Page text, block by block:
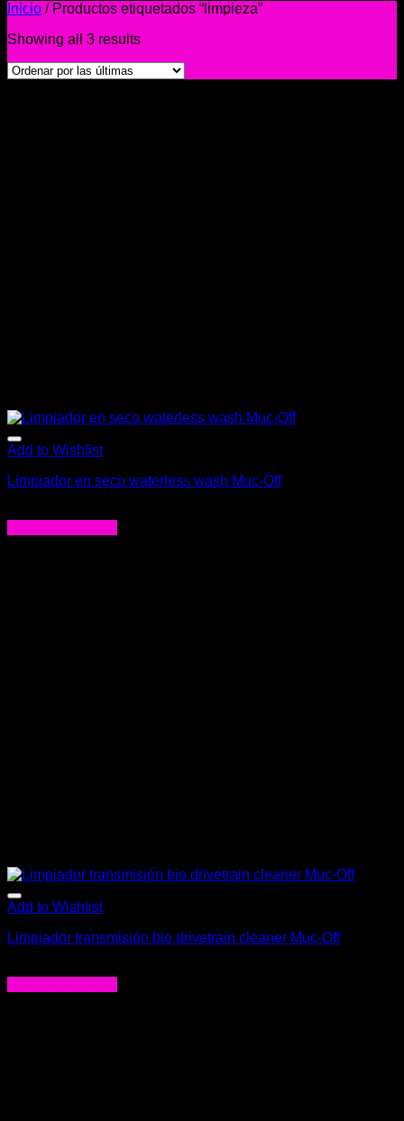
Inicio /Productos etiquetados “limpieza”
Showing all 3 results
Add to Wishlist
Limpiador en seco waterless wash Muc-Off
Add to Wishlist
Limpiador transmisión bio drivetrain cleaner Muc-Off